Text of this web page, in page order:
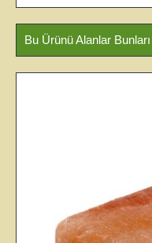
Bu Ürünü Alanlar Bunları